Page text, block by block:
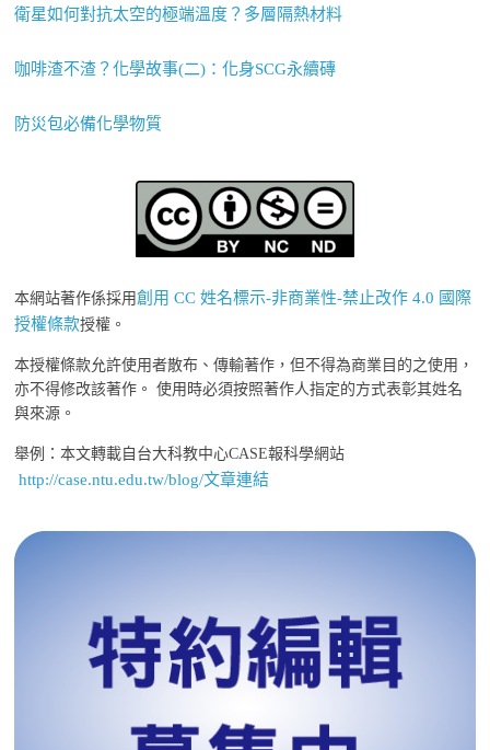
衛星如何對抗太空的極端溫度？多層隔熱材料
咖啡渣不渣？化學故事(二)：化身SCG永續磚
防災包必備化學物質
本網站著作係採用創用 CC 姓名標示-非商業性-禁止改作 4.0 國際
授權條款授權。
本授權條款允許使用者散布、傳輸著作，但不得為商業目的之使用，
亦不得修改該著作。 使用時必須按照著作人指定的方式表彰其姓名
與來源。
舉例：本文轉載自台大科教中心CASE報科學網站
http://case.ntu.edu.tw/blog/文章連結